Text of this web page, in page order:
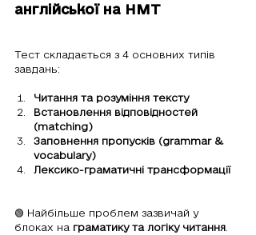
англійської на НМТ
Тест складається з 4 основних типів
завдань:
Читання та розуміння тексту
Встановлення відповідностей
(matching)
Заповнення пропусків (grammar &
vocabulary)
Лексико-граматичні трансформації
🟢 Найбільше проблем зазвичай у
блоках на граматику та логіку читання